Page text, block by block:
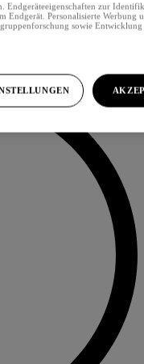
Endgeräteeigenschaften zur
Personalisierte Werbung
sowie